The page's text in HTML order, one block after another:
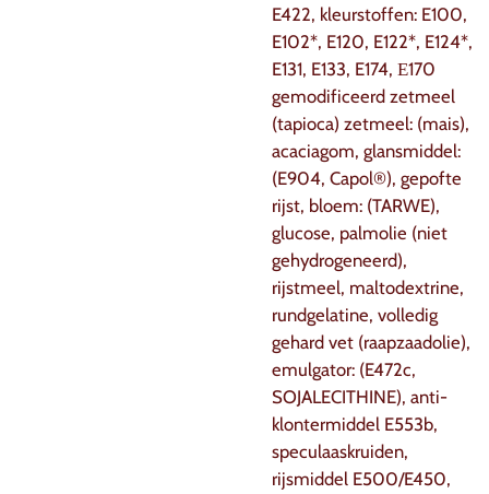
E422, kleurstoffen: E100,
E102*, E120, E122*, E124*,
E131, E133, E174, Е170
gemodificeerd zetmeel
(tapioca) zetmeel: (mais),
acaciagom, glansmiddel:
(E904, Capol®), gepofte
rijst, bloem: (TARWE),
glucose, palmolie (niet
gehydrogeneerd),
rijstmeel, maltodextrine,
rundgelatine, volledig
gehard vet (raapzaadolie),
emulgator: (E472c,
SOJALECITHINE), anti-
klontermiddel E553b,
speculaaskruiden,
rijsmiddel E500/E450,